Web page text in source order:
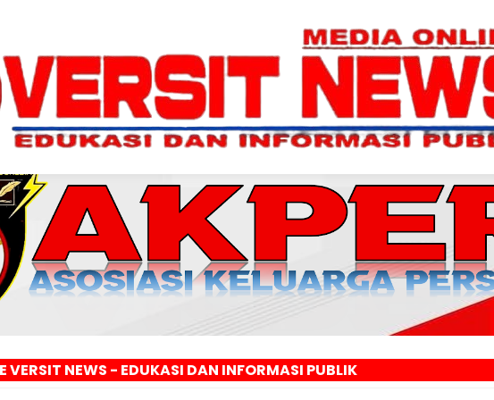
- EDUKASI DAN INFORMASI PUBLIK